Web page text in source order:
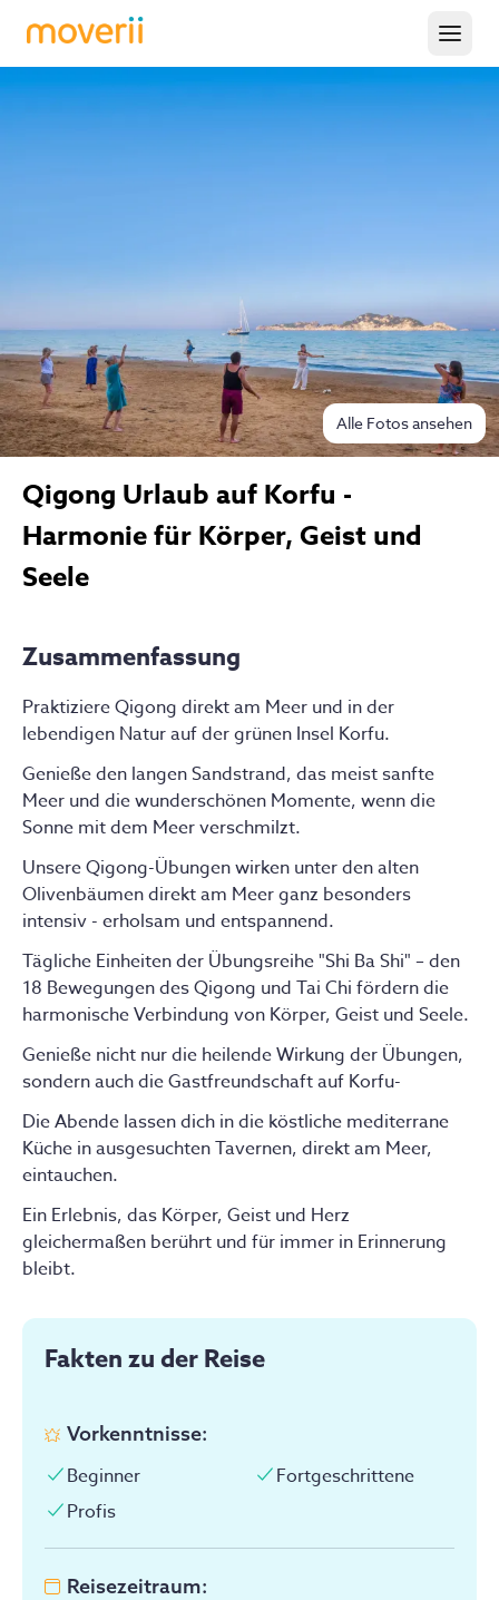
Alle Fotos ansehen
Qigong Urlaub auf Korfu -
Harmonie für Körper, Geist und
Seele
Zusammenfassung
Praktiziere Qigong direkt am Meer und in der
lebendigen Natur auf der grünen Insel Korfu.
Genieße den langen Sandstrand, das meist sanfte
Meer und die wunderschönen Momente, wenn die
Sonne mit dem Meer verschmilzt.
Unsere Qigong-Übungen wirken unter den alten
Olivenbäumen direkt am Meer ganz besonders
intensiv - erholsam und entspannend.
Tägliche Einheiten der Übungsreihe "Shi Ba Shi" – den
18 Bewegungen des Qigong und Tai Chi fördern die
harmonische Verbindung von Körper, Geist und Seele.
Genieße nicht nur die heilende Wirkung der Übungen,
sondern auch die Gastfreundschaft auf Korfu-
Die Abende lassen dich in die köstliche mediterrane
Küche in ausgesuchten Tavernen, direkt am Meer,
eintauchen.
Ein Erlebnis, das Körper, Geist und Herz
gleichermaßen berührt und für immer in Erinnerung
bleibt.
Fakten zu der Reise
Vorkenntnisse:
Beginner
Fortgeschrittene
Profis
Reisezeitraum: